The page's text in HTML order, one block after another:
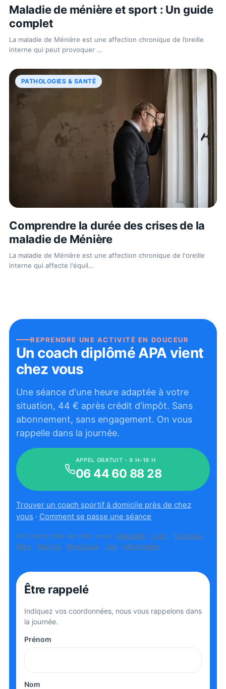
Maladie de ménière et sport : Un guide
complet
La maladie de Ménière est une affection chronique de l’oreille
interne qui peut provoquer …
PATHOLOGIES & SANTÉ
Comprendre la durée des crises de la
maladie de Ménière
La maladie de Ménière est une affection chronique de l'oreille
interne qui affecte l'équil…
REPRENDRE UNE ACTIVITÉ EN DOUCEUR
Un coach diplômé APA vient
chez vous
Une séance d'une heure adaptée à votre
situation, 44 € après crédit d'impôt. Sans
abonnement, sans engagement. On vous
rappelle dans la journée.
APPEL GRATUIT - 9 H–19 H
06 44 60 88 28
Trouver un coach sportif à domicile près de chez
vous · Comment se passe une séance
Un coach près de chez vous : Marseille · Lyon · Toulouse ·
Nice · Nantes · Bordeaux · Lille · Montpellier
Être rappelé
Indiquez vos coordonnées, nous vous rappelons dans
la journée.
Prénom
Nom